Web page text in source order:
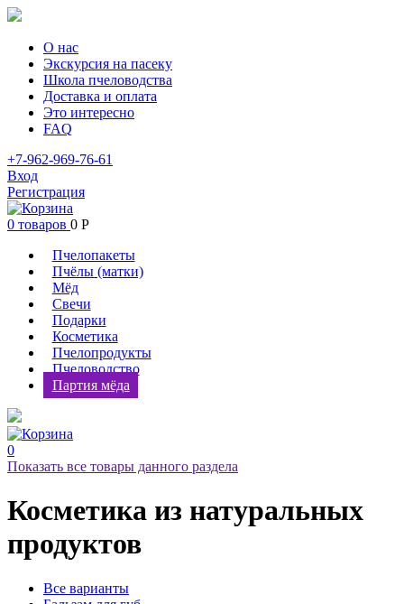
О нас
Экскурсия на пасеку
Школа пчеловодства
Доставка и оплата
Это интересно
FAQ
+7-962-969-76-61
Вход
Регистрация
0 товаров 0 Р
Пчелопакеты
Пчёлы (матки)
Мёд
Свечи
Подарки
Косметика
Пчелопродукты
Пчеловодство
Партия мёда
0
Показать все товары данного раздела
Косметика из натуральных
продуктов
Все варианты